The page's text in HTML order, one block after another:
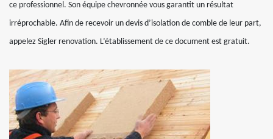
ce professionnel. Son équipe chevronnée vous garantit un résultat
irréprochable. Afin de recevoir un devis d’isolation de comble de leur part,
appelez Sigler renovation. L’établissement de ce document est gratuit.